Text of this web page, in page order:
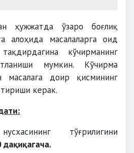
ҳужжатда ўзаро боғлиқ
алоҳида масалаларга оид
кўчирманинг
мумкин. Кўчирма
масалага доир қисмининг
керак.
тўғрилигини
дақиқагача.